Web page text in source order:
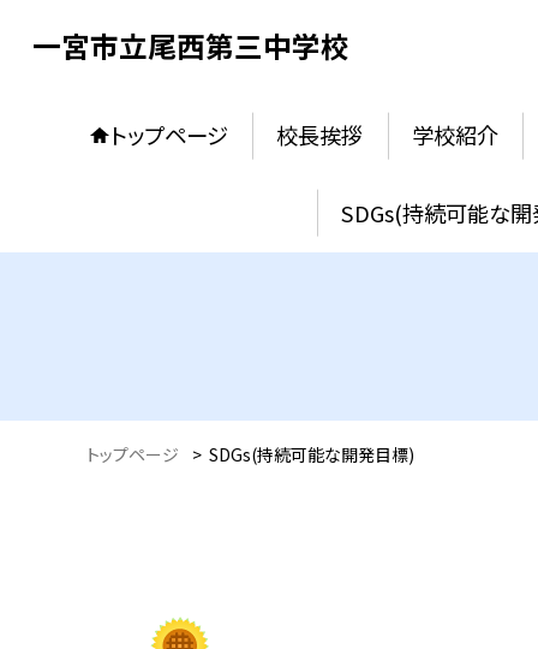
一宮市立尾西第三中学校
トップページ 校長挨拶 学校紹介
SDGs(持続可能な
トップページ > SDGs(持続可能な開発目標)